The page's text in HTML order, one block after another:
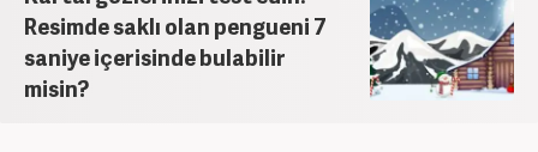
Resimde saklı olan pengueni 7
saniye içerisinde bulabilir
misin?